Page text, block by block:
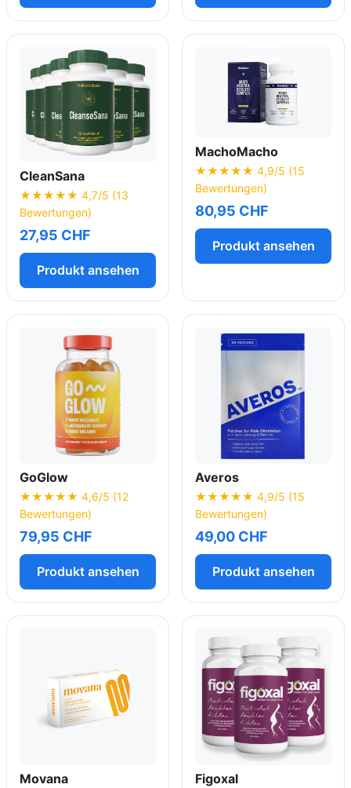
CleanSana
★★★★★ 4,7/5 (13
Bewertungen)
27,95 CHF
Produkt ansehen
MachoMacho
★★★★★ 4,9/5 (15
Bewertungen)
80,95 CHF
Produkt ansehen
GoGlow
★★★★★ 4,6/5 (12
Bewertungen)
79,95 CHF
Produkt ansehen
Averos
★★★★★ 4,9/5 (15
Bewertungen)
49,00 CHF
Produkt ansehen
Movana Figoxal